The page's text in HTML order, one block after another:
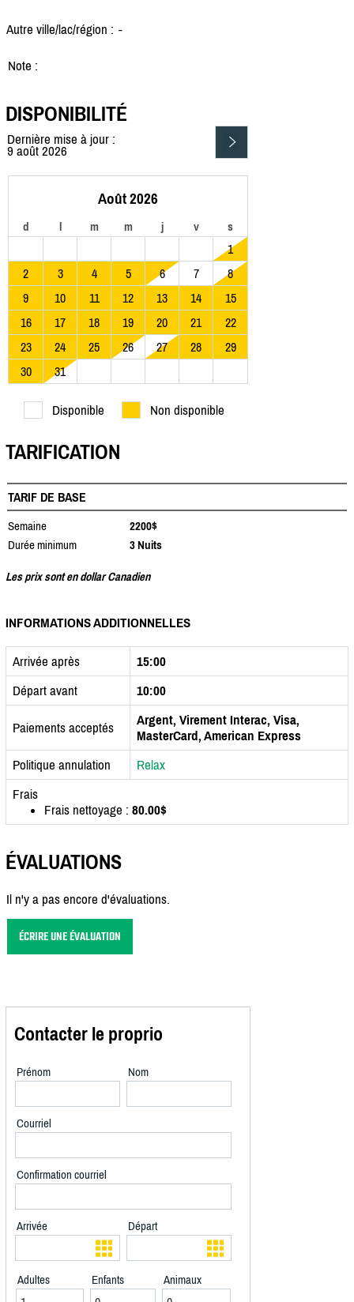
Autre ville/lac/région : -
Note :
DISPONIBILITÉ
Dernière mise à jour :
9 août 2026
Août 2026
d l m m j v s
1
2
3 4 5 6 7
8
9
10 11 12 13 14
15
16
17 18 19 20 21
22
23
24 25 26 27 28
29
30
31
Disponible Non disponible
TARIFICATION
TARIF DE BASE
Semaine
2200$
Durée minimum
3 Nuits
Les prix sont en dollar Canadien
INFORMATIONS ADDITIONNELLES
Arrivée après
15:00
Départ avant
10:00
Paiements acceptés
Argent, Virement Interac, Visa,
MasterCard, American Express
Politique annulation
Relax
Frais
Frais nettoyage : 80.00$
ÉVALUATIONS
Il n'y a pas encore d'évaluations.
ÉCRIRE UNE ÉVALUATION
Contacter le proprio
Prénom Nom
Courriel
Confirmation courriel
Arrivée Départ
Adultes Enfants Animaux